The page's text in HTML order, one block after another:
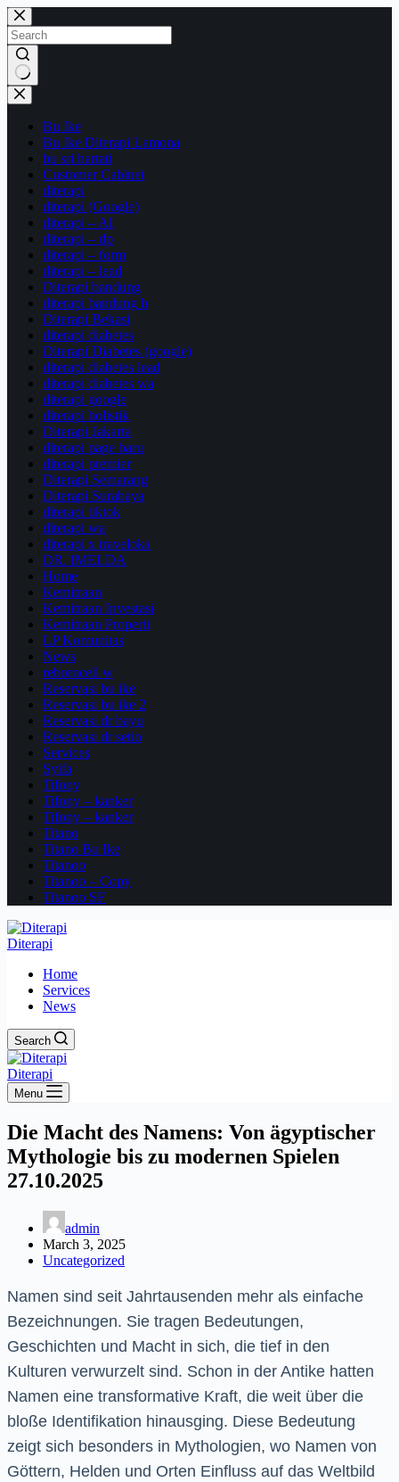
Skip
to
content
No
results
Bu Ike
Bu Ike Diterapi Lamona
bu sri hartati
Customer Cabinet
diterapi
diterapi (Google)
diterapi – AI
diterapi – dp
diterapi – form
diterapi – lead
Diterapi bandung
diterapi bandung h
Diterapi Bekasi
diterapi diabetes
Diterapi Diabetes (google)
diterapi diabetes lead
diterapi diabetes wa
diterapi google
diterapi holistik
Diterapi Jakarta
diterapi page baru
diterapi premier
Diterapi Semarang
Diterapi Surabaya
diterapi tiktok
diterapi wa
diterapi x traveloka
DR. IMELDA
Home
Kemitraan
Kemitraan Investasi
Kemitraan Properti
LP Komunitas
News
reborncell w
Reservasi bu ike
Reservasi bu ike 2
Reservasi dr bayu
Reservasi dr setio
Services
Syifa
Tifony
Tifony – kanker
Tifony – kanker
Titano
Titano Bu Ike
Titanoo
Titanoo – Copy
Titanoo SF
Diterapi
Home
Services
News
Search
Diterapi
Menu
Die Macht des Namens: Von ägyptischer
Mythologie bis zu modernen Spielen
27.10.2025
admin
March 3, 2025
Uncategorized
Namen sind seit Jahrtausenden mehr als einfache
Bezeichnungen. Sie tragen Bedeutungen,
Geschichten und Macht in sich, die tief in den
Kulturen verwurzelt sind. Schon in der Antike hatten
Namen eine transformative Kraft, die weit über die
bloße Identifikation hinausging. Diese Bedeutung
zeigt sich besonders in Mythologien, wo Namen von
Göttern, Helden und Orten Einfluss auf das Weltbild